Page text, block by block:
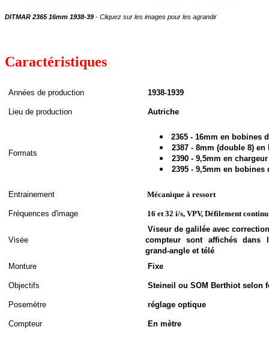
DITMAR 2365 16mm 1938-39 - Cliquez sur les images pour les agrandir
Caractéristiques
Années de production 1938-1939
Lieu de production Autriche
Formats
2365 - 16mm en bobines
2387 - 8mm (double 8)
2390 - 9,5mm en
2395 - 9,5mm en bobines
Entrainement Mécanique à ressort
Fréquences d'image 16 et 32 i/s, VPV, Défilement continu
Visée
Viseur de galilée avec
compteur sont affichés dans
grand-angle et télé
Monture
Fixe
Objectifs Steineil ou SOM Berthiot selon
Posemètre réglage optique
Compteur En mètre